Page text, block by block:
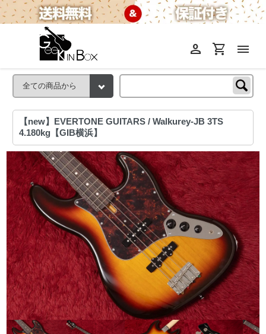
menu
shopping_cart
person
【new】EVERTONE GUITARS / Walkurey‑JB 3TS
4.180kg【GIB横浜】